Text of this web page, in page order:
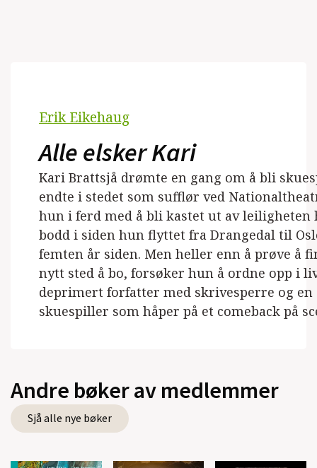
Erik Eikehaug
Alle elsker Kari
Kari Brattsjå drømte en gang om å bli
endte i stedet som sufflør ved
hun i ferd med å bli kastet ut av leiligheten
bodd i siden hun flyttet fra Drangedal til
femten år siden. Men heller enn å prøve å
nytt sted å bo, forsøker hun å ordne opp i
deprimert forfatter med skrivesperre og en
skuespiller som håper på et comeback på
Andre bøker av medlemmer
Sjå alle nye bøker